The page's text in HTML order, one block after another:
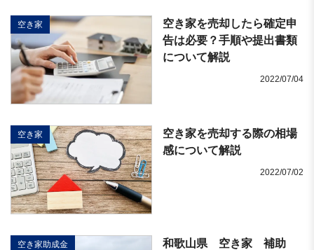
空き家
空き家を売却したら確定申
告は必要？手順や提出書類
について解説
2022/07/04
空き家
空き家を売却する際の相場
感について解説
2022/07/02
空き家助成金
和歌山県 空き家 補助